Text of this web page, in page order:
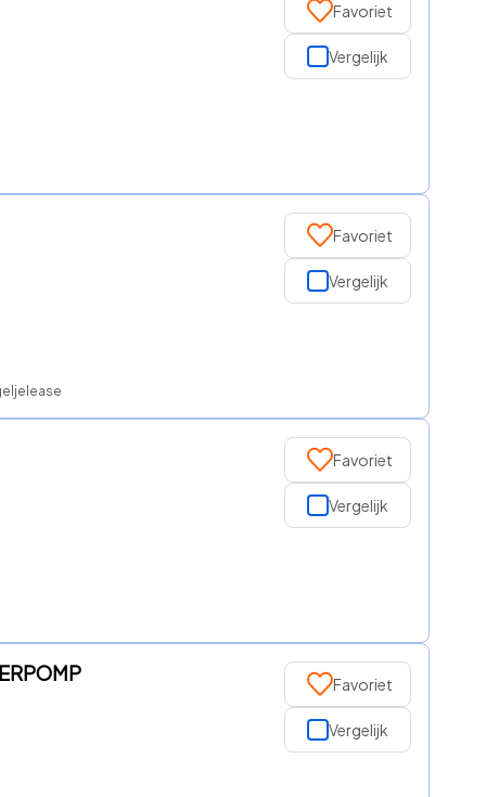
Favoriet
Vergelijk
Favoriet
Vergelijk
Favoriet
Vergelijk
Favoriet
Vergelijk